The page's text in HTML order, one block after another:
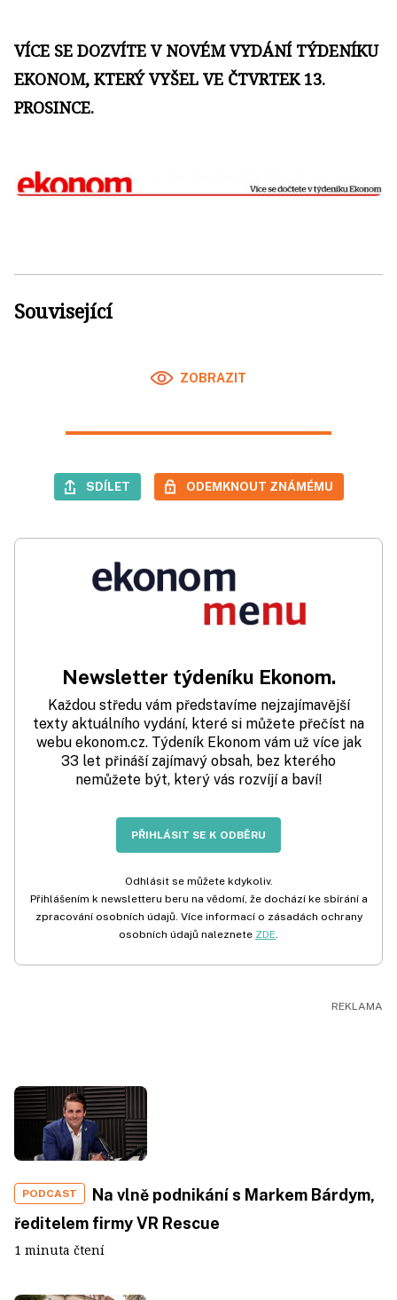
VÍCE SE DOZVÍTE V NOVÉM VYDÁNÍ TÝDENÍKU
EKONOM, KTERÝ VYŠEL VE ČTVRTEK 13.
PROSINCE.
Související
ZOBRAZIT
SDÍLET ODEMKNOUT ZNÁMÉMU
Newsletter týdeníku Ekonom.
Každou středu vám představíme nejzajímavější
texty aktuálního vydání, které si můžete přečíst na
webu ekonom.cz. Týdeník Ekonom vám už více jak
33 let přináší zajímavý obsah, bez kterého
nemůžete být, který vás rozvíjí a baví!
PŘIHLÁSIT SE K ODBĚRU
Odhlásit se můžete kdykoliv.
Přihlášením k newsletteru beru na vědomí, že dochází ke sbírání a
zpracování osobních údajů. Více informací o zásadách ochrany
osobních údajů naleznete ZDE
PODCAST
Na vlně podnikání s Markem Bárdym,
ředitelem firmy VR Rescue
1 minuta čtení